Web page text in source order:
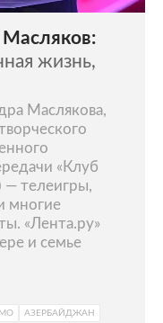
Масляков:
жизнь,
Маслякова,
«Клуб
— телеигры,
многие
«Лента.ру»
и семье
АЗЕРБАЙДЖАН